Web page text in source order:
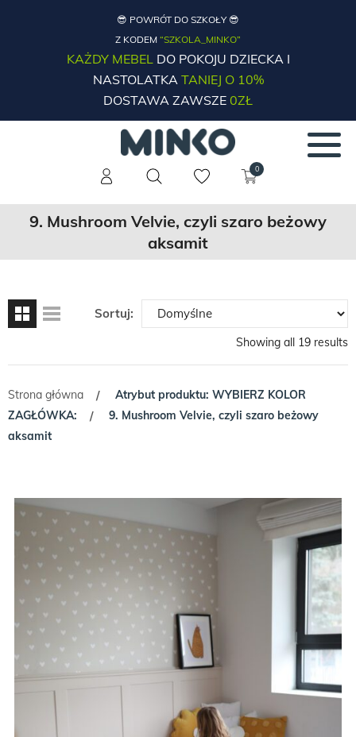
😎 POWRÓT DO SZKOŁY 😎
Z KODEM “SZKOLA_MINKO”
KAŻDY MEBELDO POKOJU DZIECKA I
NASTOLATKATANIEJ O 10%
DOSTAWA ZAWSZE 0ZŁ
0
9. Mushroom Velvie, czyli szaro beżowy
aksamit
Sortuj:
Showing all 19 results
Strona główna /
Atrybut produktu: WYBIERZ KOLOR
ZAGŁÓWKA:
/
9. Mushroom Velvie, czyli szaro beżowy
aksamit